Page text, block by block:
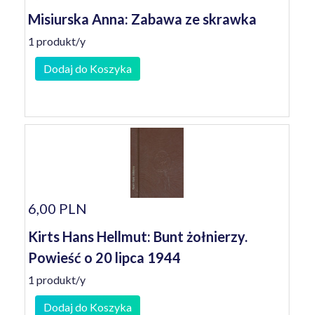
Misiurska Anna: Zabawa ze skrawka
1 produkt/y
Dodaj do Koszyka
6,00 PLN
Kirts Hans Hellmut: Bunt żołnierzy.
Powieść o 20 lipca 1944
1 produkt/y
Dodaj do Koszyka